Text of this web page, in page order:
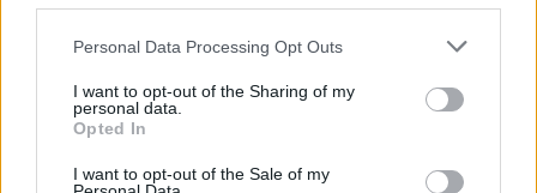
Personal Data Processing Opt Outs
I want to opt-out of the Sharing of my
personal data.
Opted In
I want to opt-out of the Sale of my
προσαρμοσμένο EBITDA στα
€1,2 δισ.
Στην εξαγορά του 75% των